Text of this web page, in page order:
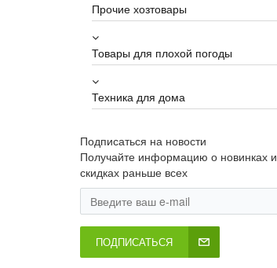
Прочие хозтовары
Товары для плохой погоды
Техника для дома
Подписаться на новости
Получайте информацию о новинках и
скидках раньше всех
ПОДПИСАТЬСЯ